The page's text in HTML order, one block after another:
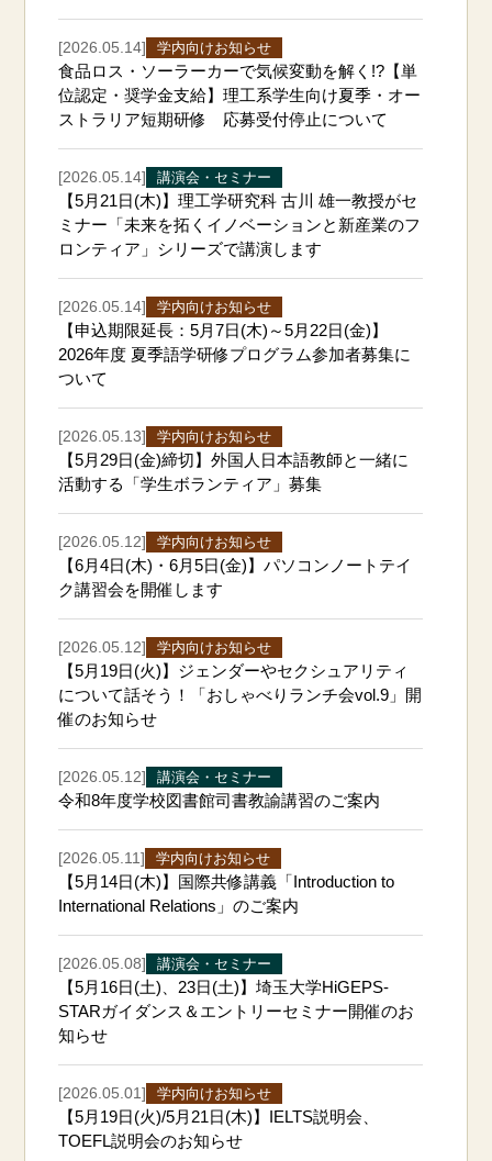
[2026.05.14] 学内向けお知らせ
食品ロス・ソーラーカーで気候変動を解く!?【単
位認定・奨学金支給】理工系学生向け夏季・オー
ストラリア短期研修 応募受付停止について
[2026.05.14] 講演会・セミナー
【5月21日(木)】理工学研究科 古川 雄一教授がセ
ミナー「未来を拓くイノベーションと新産業のフ
ロンティア」シリーズで講演します
[2026.05.14] 学内向けお知らせ
【申込期限延長：5月7日(木)～5月22日(金)】
2026年度 夏季語学研修プログラム参加者募集に
ついて
[2026.05.13] 学内向けお知らせ
【5月29日(金)締切】外国人日本語教師と一緒に
活動する「学生ボランティア」募集
[2026.05.12] 学内向けお知らせ
【6月4日(木)・6月5日(金)】パソコンノートテイ
ク講習会を開催します
[2026.05.12] 学内向けお知らせ
【5月19日(火)】ジェンダーやセクシュアリティ
について話そう！「おしゃべりランチ会vol.9」開
催のお知らせ
[2026.05.12] 講演会・セミナー
令和8年度学校図書館司書教諭講習のご案内
[2026.05.11] 学内向けお知らせ
【5月14日(木)】国際共修講義「Introduction to
International Relations」のご案内
[2026.05.08] 講演会・セミナー
【5月16日(土)、23日(土)】埼玉大学HiGEPS-
STARガイダンス＆エントリーセミナー開催のお
知らせ
[2026.05.01] 学内向けお知らせ
【5月19日(火)/5月21日(木)】IELTS説明会、
TOEFL説明会のお知らせ